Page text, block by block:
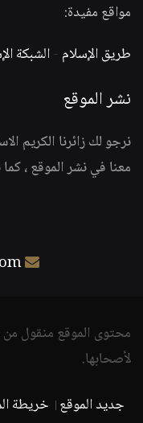
مواقع مفيدة:
طريق الإسلام -الشبكة
نشر الموقع
نرجو لك زائرنا الكريم
معنا في نشر الموقع ،
محتوى الموقع منقول
لأصحابها.
جديد الموقع خريطة